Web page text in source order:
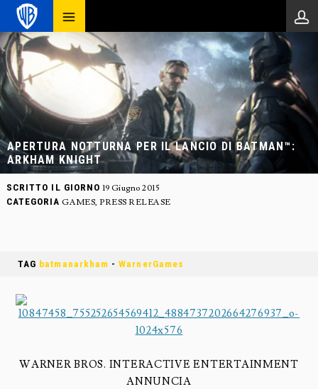
APERTURA NOTTURNA PER IL LANCIO DI BATMAN™:
ARKHAM KNIGHT
SCRITTO IL GIORNO 19 Giugno 2015
CATEGORIA GAMES, PRESS RELEASE
TAG batmanarkham -WarnerGames
WARNER BROS. INTERACTIVE ENTERTAINMENT
ANNUNCIA